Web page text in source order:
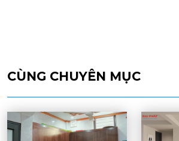
CÙNG CHUYÊN MỤC